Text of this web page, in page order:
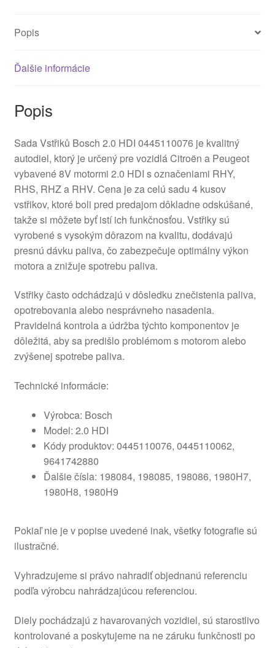
Popis
Ďalšie informácie
Popis
Sada Vstřiků Bosch 2.0 HDI 0445110076 je kvalitný
autodiel, ktorý je určený pre vozidlá Citroën a Peugeot
vybavené 8V motormi 2.0 HDI s označeniami RHY,
RHS, RHZ a RHV. Cena je za celú sadu 4 kusov
vstřikov, ktoré boli pred predajom dôkladne odskúšané,
takže si môžete byť istí ich funkčnosťou. Vstřiky sú
vyrobené s vysokým dôrazom na kvalitu, dodávajú
presnú dávku paliva, čo zabezpečuje optimálny výkon
motora a znižuje spotrebu paliva.
Vstřiky často odchádzajú v dôsledku znečistenia paliva,
opotrebovania alebo nesprávneho nasadenia.
Pravidelná kontrola a údržba týchto komponentov je
dôležitá, aby sa predišlo problémom s motorom alebo
zvýšenej spotrebe paliva.
Technické informácie:
Výrobca: Bosch
Model: 2.0 HDI
Kódy produktov: 0445110076, 0445110062,
9641742880
Ďalšie čísla: 198084, 198085, 198086, 1980H7,
1980H8, 1980H9
Pokiaľ nie je v popise uvedené inak, všetky fotografie sú
ilustračné.
Vyhradzujeme si právo nahradiť objednanú referenciu
podľa výrobcu nahrádzajúcou referenciou.
Diely pochádzajú z havarovaných vozidiel, sú starostlivo
kontrolované a poskytujeme na ne záruku funkčnosti po